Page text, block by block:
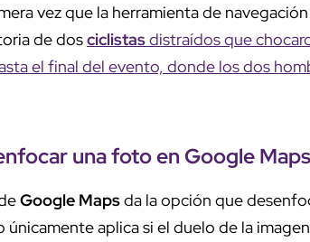
vez que la herramienta de
de dosciclistasdistraídos que
el final del evento, donde los dos
una foto en Google
Google Mapsda la opción que
aplica si el duelo de la